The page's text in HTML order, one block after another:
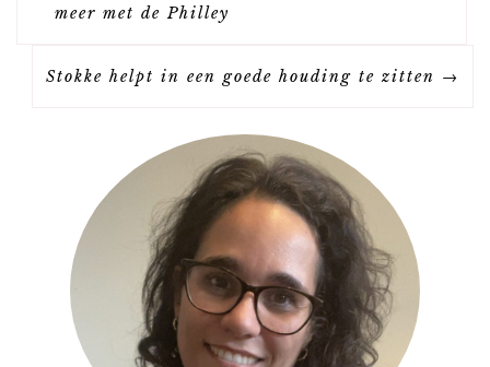
meer met de Philley
Stokke helpt in een goede houding te zitten